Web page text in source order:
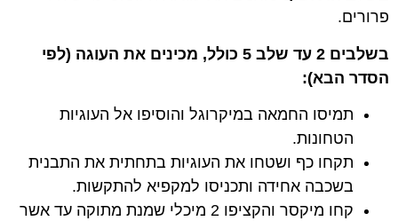
פרורים.
בשלבים 2 עד שלב 5 כולל, מכינים את העוגה (לפי
הסדר הבא):
תמיסו החמאה במיקרוגל והוסיפו אל העוגיות
הטחונות.
תקחו כף ושטחו את העוגיות בתחתית את התבנית
בשכבה אחידה ותכניסו למקפיא להתקשות.
קחו מיקסר והקציפו 2 מיכלי שמנת מתוקה עד אשר